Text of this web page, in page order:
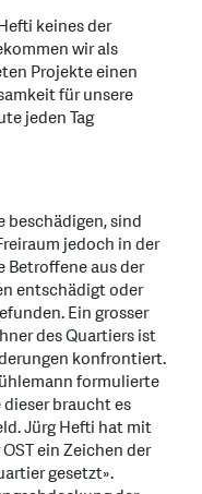
keines der
wir als
Projekte einen
für unsere
jeden Tag
beschädigen, sind
jedoch in der
Betroffene aus der
entschädigt oder
Ein grosser
des Quartiers ist
konfrontiert.
formulierte
braucht es
Jürg Hefti hat mit
ein Zeichen der
gesetzt».